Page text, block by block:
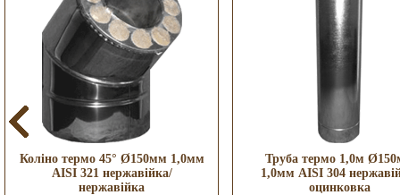
Коліно термо 45° Ø150мм 1,0мм
AISI 321 нержавійка/
нержавійка
Труба термо 1,0м
1,0мм AISI 304
оцинковка